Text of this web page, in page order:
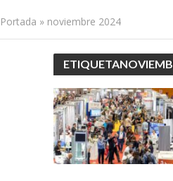
Portada » noviembre 2024